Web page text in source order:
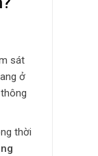
sát
ở
thời